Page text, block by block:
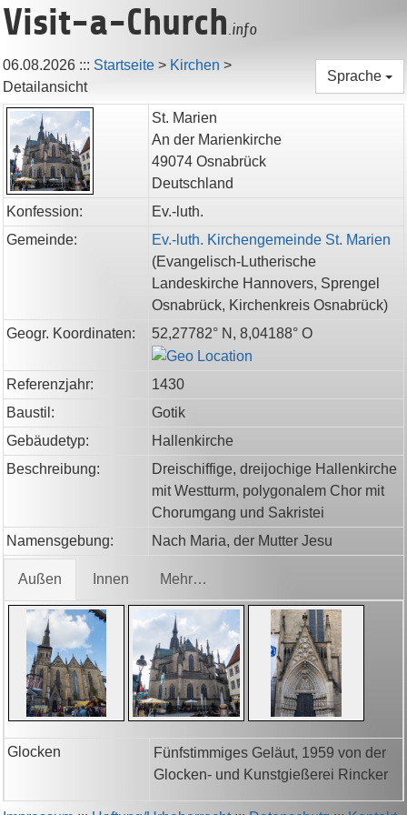
Visit-a-Church.info
06.08.2026 ::: Startseite > Kirchen >
Detailansicht
Sprache
St. Marien
An der Marienkirche
49074 Osnabrück
Deutschland
Konfession:
Ev.-luth.
Gemeinde:
Ev.-luth. Kirchengemeinde St. Marien
(Evangelisch-Lutherische
Landeskirche Hannovers, Sprengel
Osnabrück, Kirchenkreis Osnabrück)
Geogr. Koordinaten:
52,27782° N, 8,04188° O
Referenzjahr:
1430
Baustil:
Gotik
Gebäudetyp:
Hallenkirche
Beschreibung:
Dreischiffige, dreijochige Hallenkirche
mit Westturm, polygonalem Chor mit
Chorumgang und Sakristei
Namensgebung:
Nach Maria, der Mutter Jesu
Außen Innen Mehr…
Glocken
Fünfstimmiges Geläut, 1959 von der
Glocken- und Kunstgießerei Rincker